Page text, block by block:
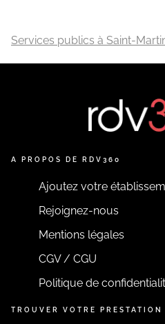
Services publics à Saint-
A PROPOS DE RDV360
Ajoutez votre
Rejoignez-nous
Mentions légales
CGV / CGU
Politique de
TROUVER VOTRE PRESTATION